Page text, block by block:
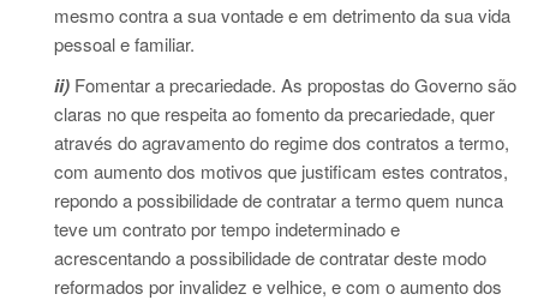
mesmo contra a sua vontade e em detrimento da sua vida
pessoal e familiar.
ii) Fomentar a precariedade. As propostas do Governo são
claras no que respeita ao fomento da precariedade, quer
através do agravamento do regime dos contratos a termo,
com aumento dos motivos que justificam estes contratos,
repondo a possibilidade de contratar a termo quem nunca
teve um contrato por tempo indeterminado e
acrescentando a possibilidade de contratar deste modo
reformados por invalidez e velhice, e com o aumento dos